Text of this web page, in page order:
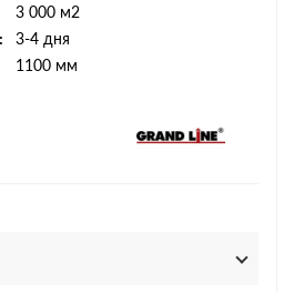
3 000 м2
3-4 дня
1100 мм